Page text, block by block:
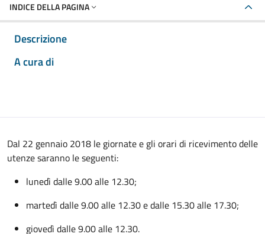
INDICE DELLA PAGINA
Descrizione
A cura di
Dal 22 gennaio 2018 le giornate e gli orari di ricevimento delle
utenze saranno le seguenti:
lunedì dalle 9.00 alle 12.30;
martedì dalle 9.00 alle 12.30 e dalle 15.30 alle 17.30;
giovedì dalle 9.00 alle 12.30.